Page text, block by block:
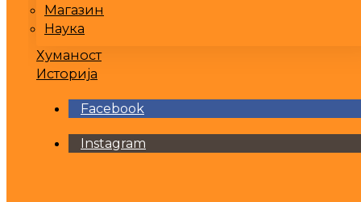
Магазин
Наука
Хуманост
Историја
Facebook
Instagram